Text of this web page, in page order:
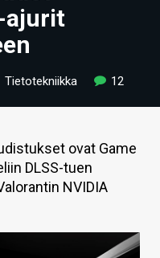
ajurit
Tietotekniikka 12
ovat Game
DLSS-tuen
NVIDIA